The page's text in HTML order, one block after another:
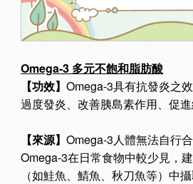
Omega-3 多元不飽和脂肪酸
【功效】Omega-3具有抗發炎之
過度發炎、改善胰島素作用、促
【來源】Omega-3人體無法自行
Omega-3在日常食物中較少見，
（如鮭魚、鯖魚、秋刀魚等）中攝